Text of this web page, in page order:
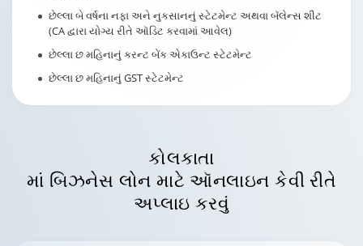
છેલ્લા બે વર્ષના નફા અને નુકસાનનું સ્ટેટમેન્ટ અથવા બૅલેન્સ શીટ
(CA દ્વારા યોગ્ય રીતે ઑડિટ કરવામાં આવેલ)
છેલ્લા છ મહિનાનું કરન્ટ બેંક એકાઉન્ટ સ્ટેટમેન્ટ
છેલ્લા છ મહિનાનું GST સ્ટેટમેન્ટ
કોલકાતા
માં બિઝનેસ લોન માટે ઑનલાઇન કેવી રીતે
અપ્લાઇ કરવું